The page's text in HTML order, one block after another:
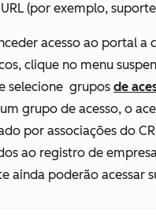
(por exemplo,
acesso ao portal a
clique no menu
selecione grupos de
grupo de acesso, o
por associações do
ao registro de
ainda poderão acessar